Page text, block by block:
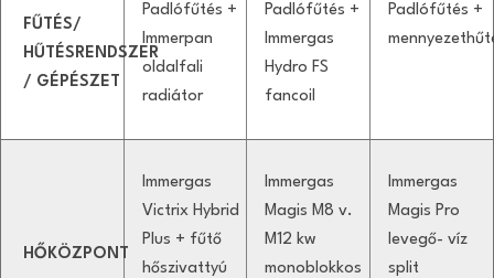
FŰTÉS/
HŰTÉSRENDSZER
/ GÉPÉSZET
Padlófűtés +
Immerpan
oldalfali
radiátor
Padlófűtés +
Immergas
Hydro FS
fancoil
Padlófűtés +
HŐKÖZPONT
Immergas
Victrix Hybrid
Plus + fűtő
hőszivattyú
Immergas
Magis M8 v.
M12 kw
monoblokkos
Immergas
Magis Pro
levegő- víz
split